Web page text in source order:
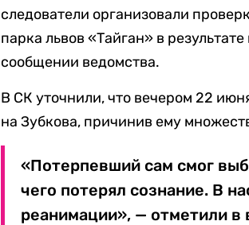
следователи организовали
парка львов «Тайган» в
сообщении ведомства.
В СК уточнили, что вечером 22
на Зубкова, причинив ему
«Потерпевший сам смог
чего потерял сознание. В
реанимации», — отметили в